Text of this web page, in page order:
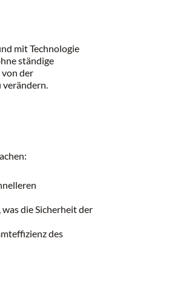
mit Technologie
ständige
der
verändern.
die Sicherheit der
des